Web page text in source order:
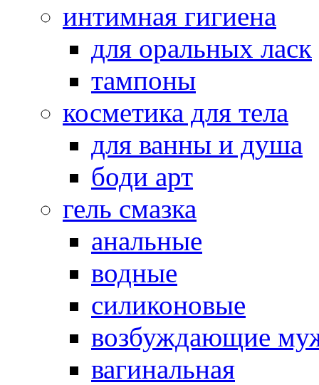
интимная гигиена
для оральных ласк
тампоны
косметика для тела
для ванны и душа
боди арт
гель смазка
анальные
водные
силиконовые
возбуждающие
вагинальная